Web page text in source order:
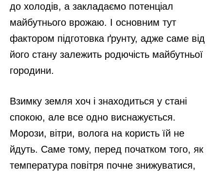
до холодів, а закладаємо потенціал
майбутнього врожаю. І основним тут
фактором підготовка ґрунту, адже саме від
його стану залежить родючість майбутньої
городини.
Взимку земля хоч і знаходиться у стані
спокою, але все одно виснажується.
Морози, вітри, волога на користь їй не
йдуть. Саме тому, перед початком того, як
температура повітря почне знижуватися,